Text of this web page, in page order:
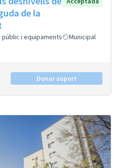
de la
públic i equipaments
Municipal
Donar suport